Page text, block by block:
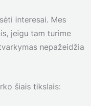
interesai. Mes
jeigu tam turime
nepažeidžia
šiais tikslais: